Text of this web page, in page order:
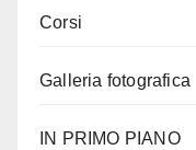
Corsi
Galleria fotografica
IN PRIMO PIANO